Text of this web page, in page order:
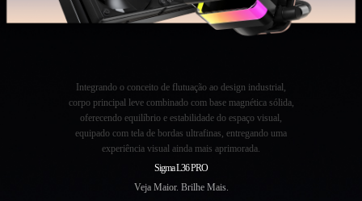
Integrando o conceito de flutuação ao design industrial,
corpo principal leve combinado com base magnética sólida,
oferecendo equilíbrio e estabilidade do espaço visual,
equipado com tela de bordas ultrafinas, entregando uma
experiência visual ainda mais aprimorada.
Sigma L36 PRO
Veja Maior. Brilhe Mais.